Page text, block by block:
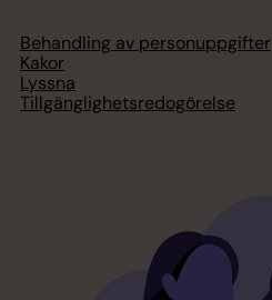
Behandling av personuppgifter
Kakor
Lyssna
Tillgänglighetsredogörelse